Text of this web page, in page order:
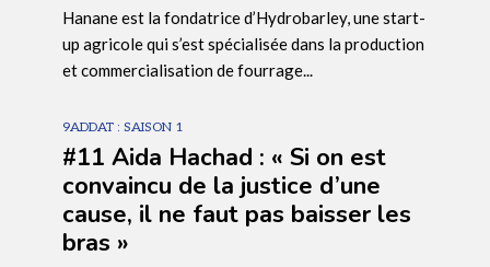
Hanane est la fondatrice d’Hydrobarley, une start-
up agricole qui s’est spécialisée dans la production
et commercialisation de fourrage...
9ADDAT : SAISON 1
#11 Aida Hachad : « Si on est
convaincu de la justice d’une
cause, il ne faut pas baisser les
bras »